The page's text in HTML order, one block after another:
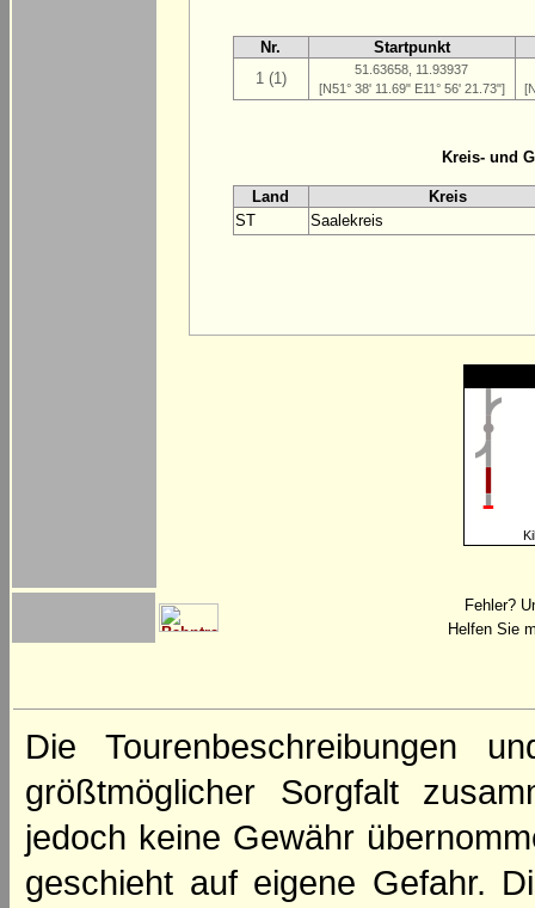
Nr.
Startpunkt
1 (1)
51.63658, 11.93937
[N51° 38' 11.69" E11° 56' 21.73"]
Kreis- und
Land
Kreis
ST
Saalekreis
Fehler?
Helfen Sie
Die Tourenbeschreibungen
größtmöglicher Sorgfalt
jedoch keine Gewähr
geschieht auf eigene Gefahr.